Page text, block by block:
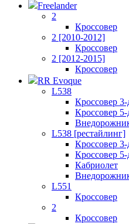
Freelander
2
Кроссовер
2 [2010-2012]
Кроссовер
2 [2012-2015]
Кроссовер
RR Evoque
L538
Кроссовер 3-
Кроссовер 5-
L538 [рестайлинг]
Кроссовер 3-
Кроссовер 5-
Кабриолет
L551
Кроссовер
2
Кроссовер